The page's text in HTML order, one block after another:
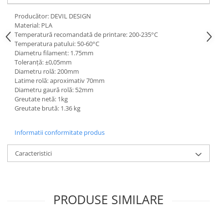
Producător: DEVIL DESIGN
Material: PLA
Temperatură recomandată de printare: 200-235°C
Temperatura patului: 50-60°C
Diametru filament: 1.75mm
Toleranță: ±0,05mm
Diametru rolă: 200mm
Latime rolă: aproximativ 70mm
Diametru gaură rolă: 52mm
Greutate netă: 1kg
Greutate brută: 1.36 kg
Informatii conformitate produs
Caracteristici
PRODUSE SIMILARE